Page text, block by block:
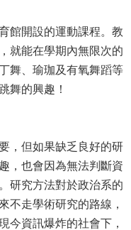
館開設的運動課程。教
就能在學期內無限次的
舞、瑜珈及有氧舞蹈等
舞的興趣！
，但如果缺乏良好的研
，也會因為無法判斷資
研究方法對於政治系的
不走學術研究的路線，
今資訊爆炸的社會下，